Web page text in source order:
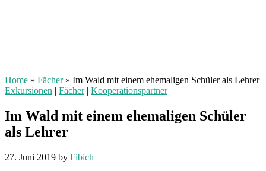
Home » Fächer » Im Wald mit einem ehemaligen Schüler als Lehrer
Exkursionen | Fächer| Kooperationspartner
Im Wald mit einem ehemaligen Schüler
als Lehrer
27. Juni 2019 by Fibich